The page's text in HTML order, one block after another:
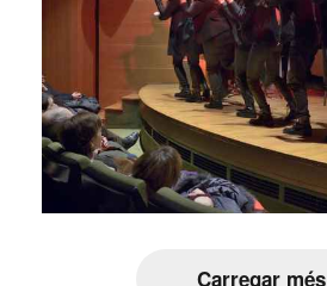
Carregar més